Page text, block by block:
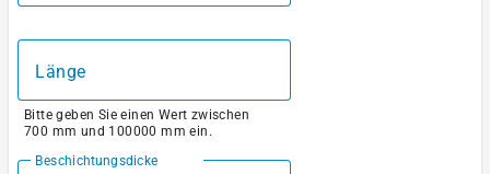
Länge
Bitte geben Sie einen Wert zwischen
700 mm und 100000 mm ein.
Beschichtungsdicke